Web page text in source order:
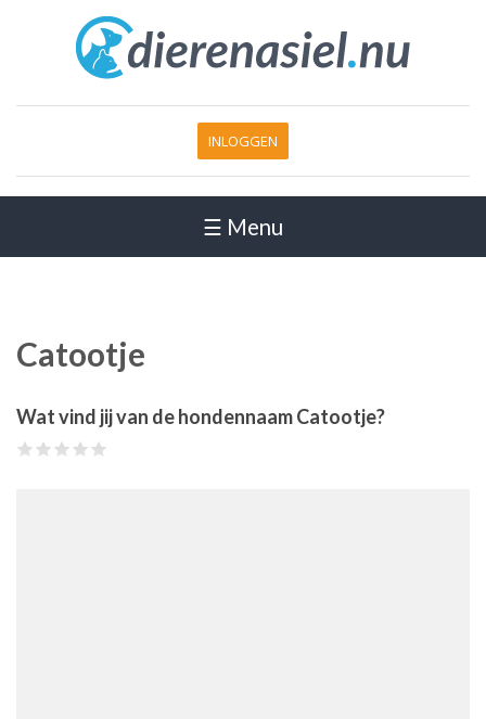
INLOGGEN
☰ Menu
Catootje
Wat vind jij van de hondennaam Catootje?